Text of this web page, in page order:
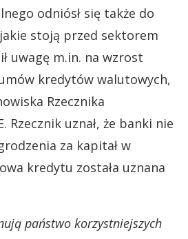
odniósł się także do
stoją przed sektorem
uwagę m.in. na wzrost
kredytów walutowych,
Rzecznika
Rzecznik uznał, że banki nie
za kapitał w
kredytu została uznana
państwo korzystniejszych